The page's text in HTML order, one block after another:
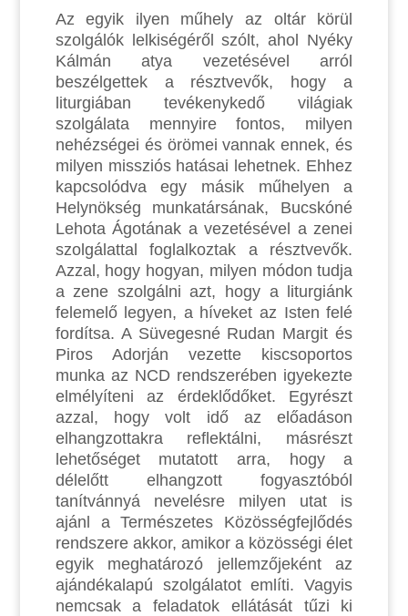
Az egyik ilyen műhely az oltár körül
szolgálók lelkiségéről szólt, ahol Nyéky
Kálmán atya vezetésével arról
beszélgettek a résztvevők, hogy a
liturgiában tevékenykedő világiak
szolgálata mennyire fontos, milyen
nehézségei és örömei vannak ennek, és
milyen missziós hatásai lehetnek. Ehhez
kapcsolódva egy másik műhelyen a
Helynökség munkatársának, Bucskóné
Lehota Ágotának a vezetésével a zenei
szolgálattal foglalkoztak a résztvevők.
Azzal, hogy hogyan, milyen módon tudja
a zene szolgálni azt, hogy a liturgiánk
felemelő legyen, a híveket az Isten felé
fordítsa. A Süvegesné Rudan Margit és
Piros Adorján vezette kiscsoportos
munka az NCD rendszerében igyekezte
elmélyíteni az érdeklődőket. Egyrészt
azzal, hogy volt idő az előadáson
elhangzottakra reflektálni, másrészt
lehetőséget mutatott arra, hogy a
délelőtt elhangzott fogyasztóból
tanítvánnyá nevelésre milyen utat is
ajánl a Természetes Közösségfejlődés
rendszere akkor, amikor a közösségi élet
egyik meghatározó jellemzőjeként az
ajándékalapú szolgálatot említi. Vagyis
nemcsak a feladatok ellátását tűzi ki